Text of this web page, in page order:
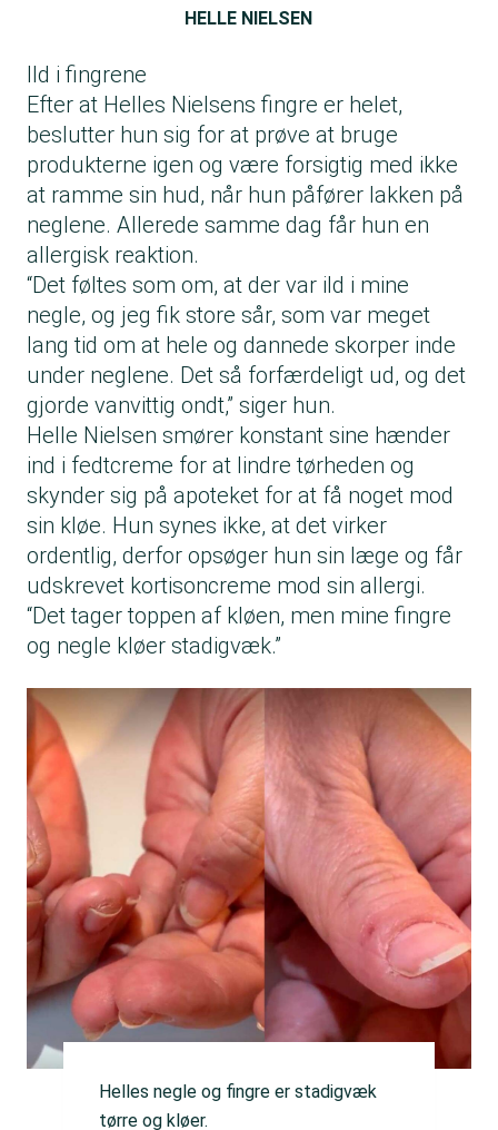
HELLE NIELSEN
Ild i fingrene
Efter at Helles Nielsens fingre er helet,
beslutter hun sig for at prøve at bruge
produkterne igen og være forsigtig med ikke
at ramme sin hud, når hun påfører lakken på
neglene. Allerede samme dag får hun en
allergisk reaktion.
“Det føltes som om, at der var ild i mine
negle, og jeg fik store sår, som var meget
lang tid om at hele og dannede skorper inde
under neglene. Det så forfærdeligt ud, og det
gjorde vanvittig ondt,” siger hun.
Helle Nielsen smører konstant sine hænder
ind i fedtcreme for at lindre tørheden og
skynder sig på apoteket for at få noget mod
sin kløe. Hun synes ikke, at det virker
ordentlig, derfor opsøger hun sin læge og får
udskrevet kortisoncreme mod sin allergi.
“Det tager toppen af kløen, men mine fingre
og negle kløer stadigvæk.”
Helles negle og fingre er stadigvæk
tørre og kløer.